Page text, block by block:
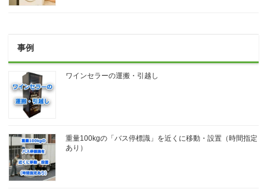
事例
ワインセラーの運搬・引越し
重量100kgの「バス停標識」を近くに移動・設置（時間指定
あり）